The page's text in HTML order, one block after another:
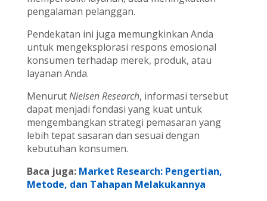
pengalaman pelanggan.
Pendekatan ini juga memungkinkan Anda
untuk mengeksplorasi respons emosional
konsumen terhadap merek, produk, atau
layanan Anda.
MenurutNielsen Research, informasi tersebut
dapat menjadi fondasi yang kuat untuk
mengembangkan strategi pemasaran yang
lebih tepat sasaran dan sesuai dengan
kebutuhan konsumen.
Baca juga: Market Research: Pengertian,
Metode, dan Tahapan Melakukannya